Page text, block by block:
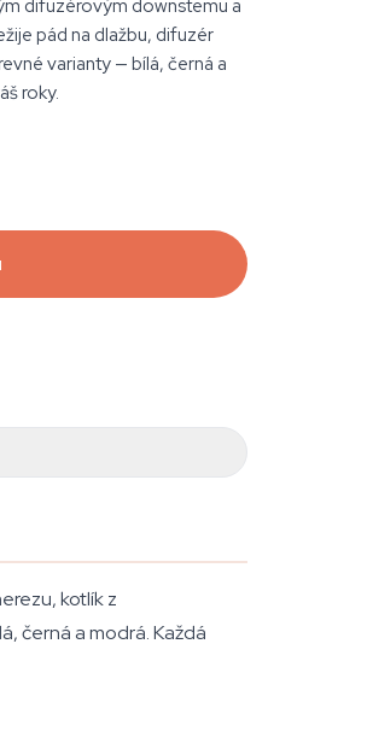
difuzérovým downstemu a
pád na dlažbu, difuzér
varianty — bílá, černá a
roky.
kotlík z
černá a modrá. Každá